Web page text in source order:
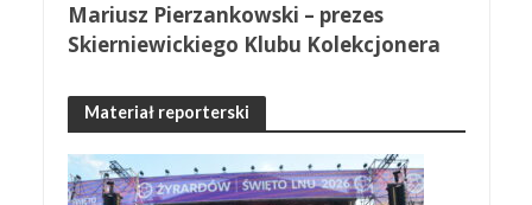
Mariusz Pierzankowski – prezes
Skierniewickiego Klubu Kolekcjonera
Materiał reporterski